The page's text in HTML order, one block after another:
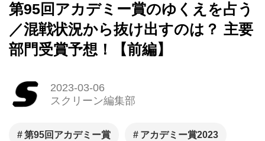
第95回アカデミー賞のゆくえを占う
／混戦状況から抜け出すのは？ 主要
部門受賞予想！【前編】
2023-03-06
スクリーン編集部
第95回アカデミー賞 アカデミー賞2023